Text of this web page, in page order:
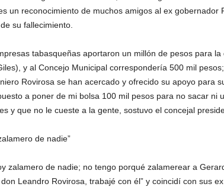
un reconocimiento de muchos amigos al ex gobernador
su fallecimiento.
tabasqueñas aportaron un millón de pesos para
y al Concejo Municipal correspondería 500 mil
Rovirosa se han acercado y ofrecido su apoyo para
a poner de mi bolsa 100 mil pesos para no sacar ni
y que no le cueste a la gente, sostuvo el concejal
de nadie”
zalamero de nadie; no tengo porqué zalamerear a
Leandro Rovirosa, trabajé con él” y coincidí con sus